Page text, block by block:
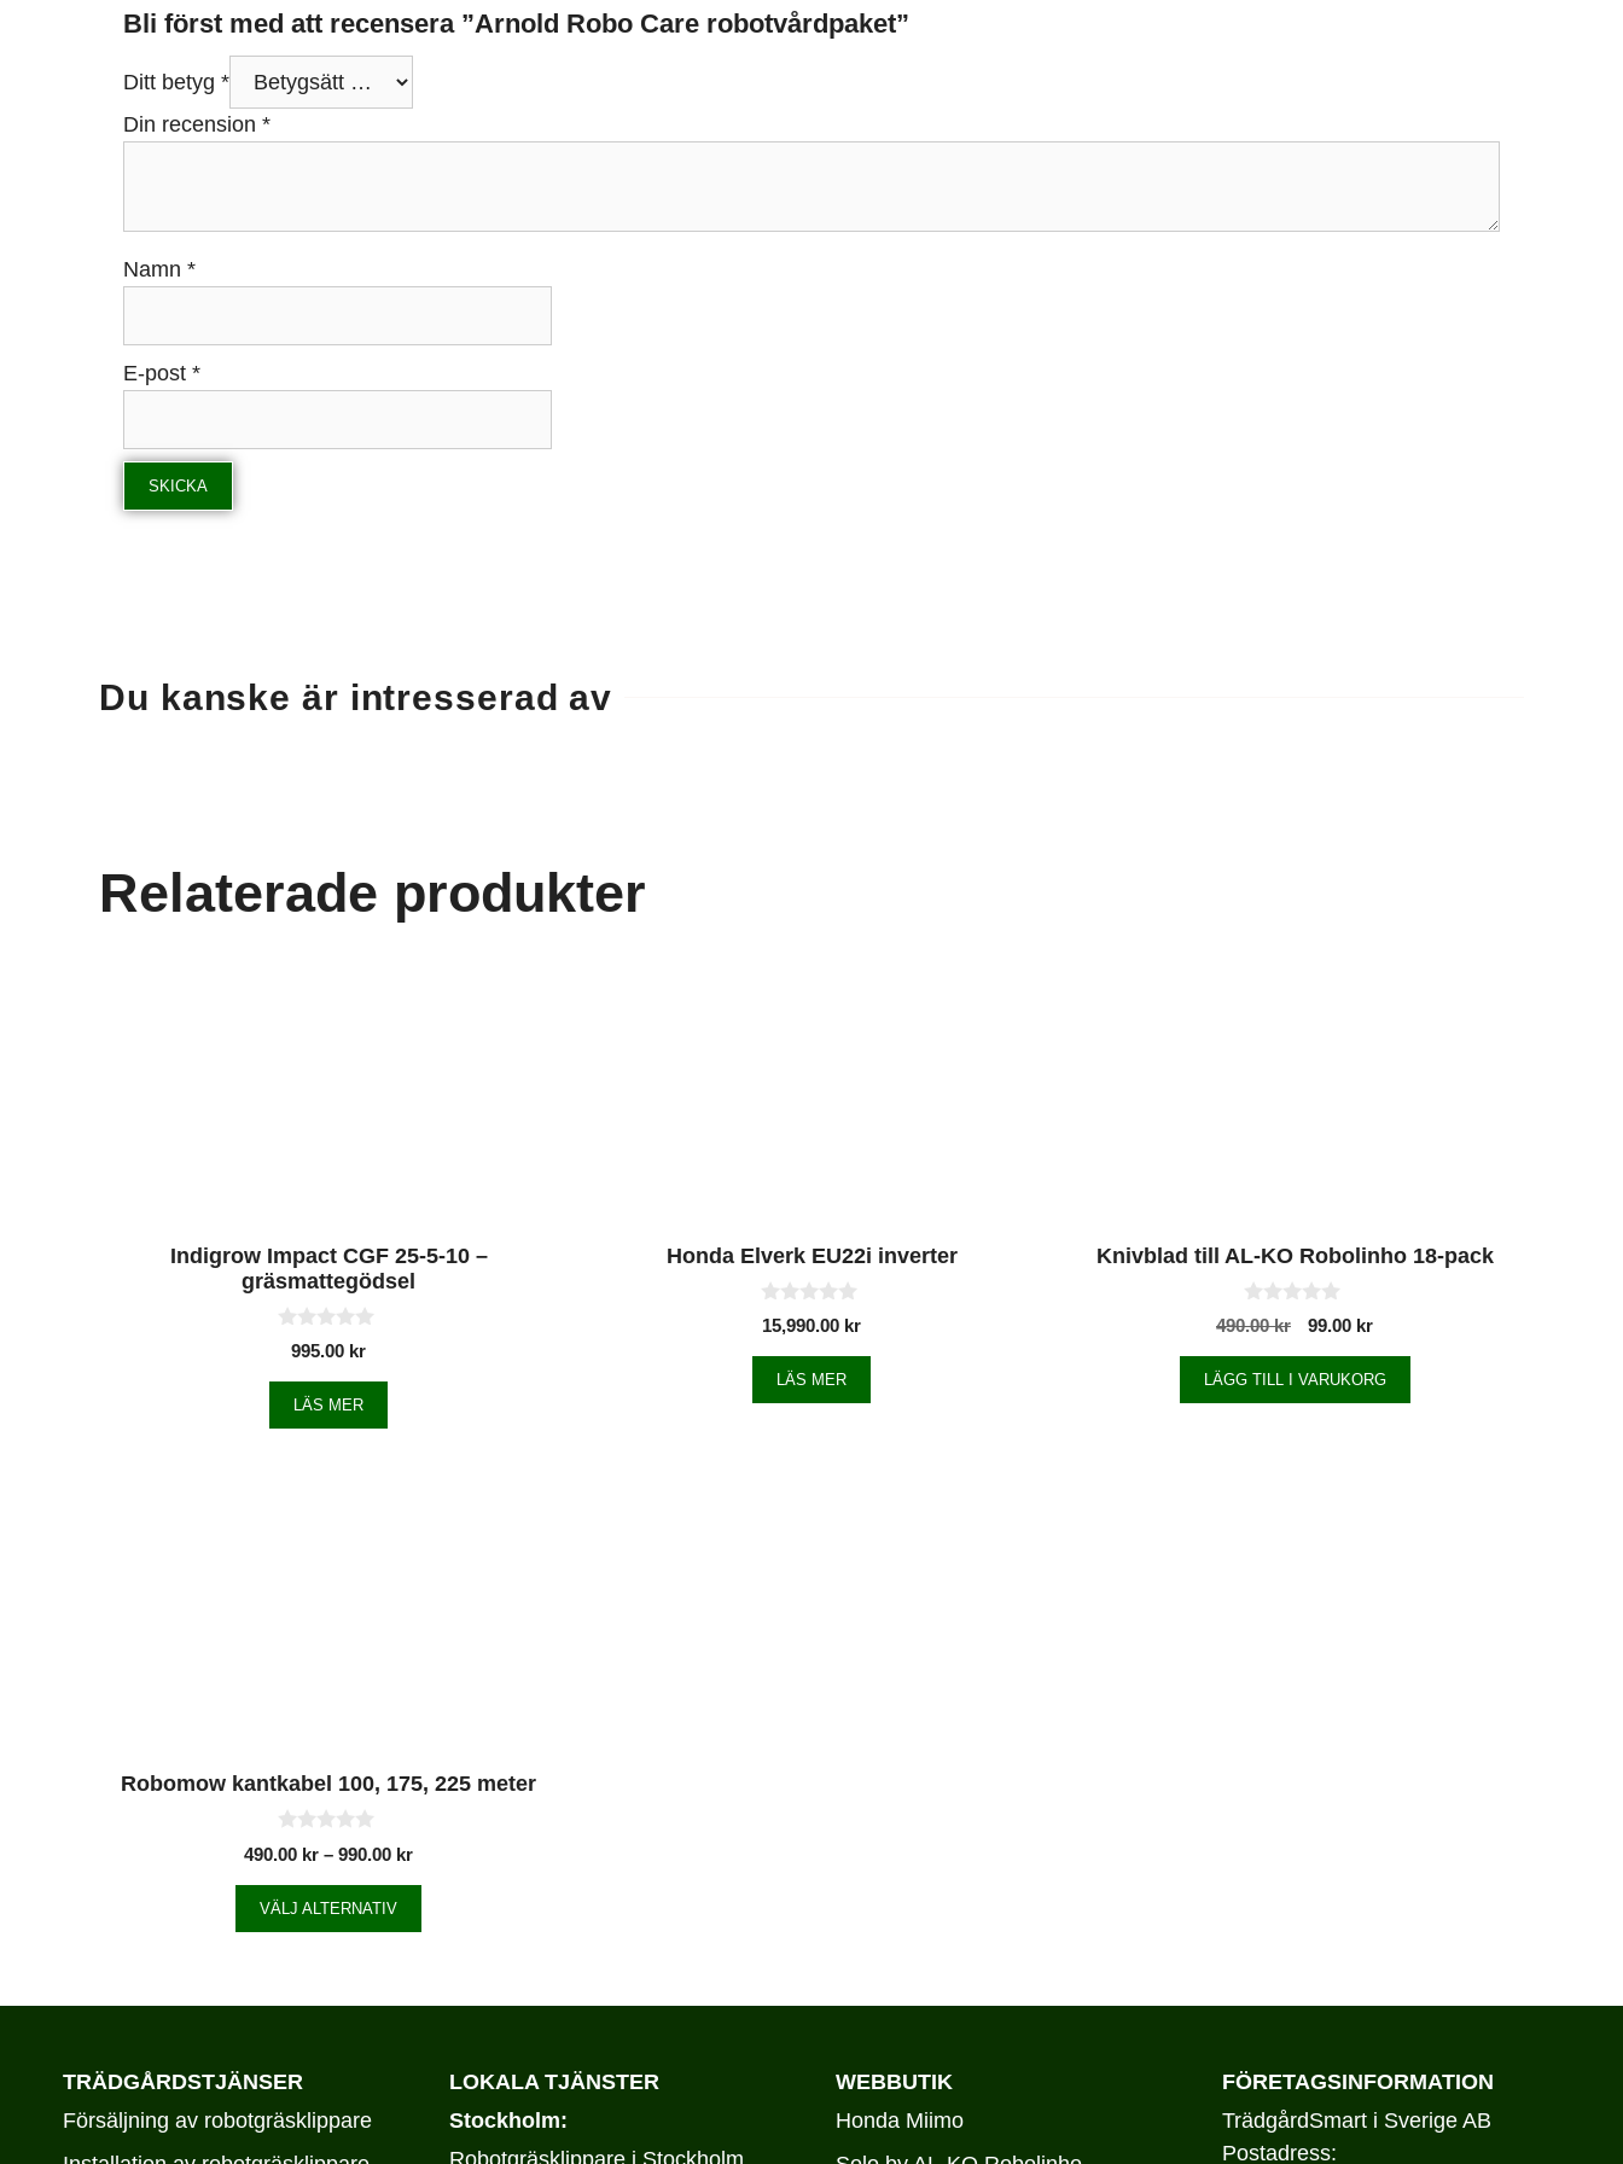
Bli först med att recensera ”Arnold Robo Care robotvårdpaket”
Ditt betyg *
Din recension *
Namn *
E-post *
Du kanske är intresserad av
Relaterade produkter
Indigrow Impact CGF 25-5-10 –
gräsmattegödsel
v
995.00 kr
LÄS MER
Honda Elverk EU22i inverter
0
a
v
15,990.00 kr
LÄS MER
Knivblad till AL-KO Robolinho 18-pack
0
a
v
5
490.00kr 99.00 kr
LÄGG TILL I VARUKORG
Robomow kantkabel 100, 175, 225 meter
0
a
v
5
490.00 kr – 990.00 kr
VÄLJ ALTERNATIV
TRÄDGÅRDSTJÄNSER
Försäljning av robotgräsklippare
LOKALA TJÄNSTER
Stockholm:
Robotgräsklippare i Stockholm
WEBBUTIK
Honda Miimo
FÖRETAGSINFORMATION
TrädgårdSmart i Sverige AB
Postadress: